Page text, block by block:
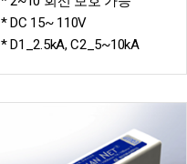
* DC 15~ 110V
* D1_2.5kA, C2_5~10kA